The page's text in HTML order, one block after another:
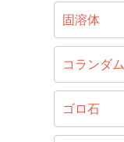
固溶体
コランダム
ゴロ石